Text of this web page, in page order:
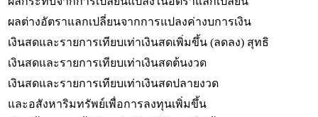
ผลต่างอัตราแลกเปลี่ยนจากการแปลงค่างบการเงิน
เงินสดและรายการเทียบเท่าเงินสดเพิ่มขึ้น (ลดลง) สุทธิ
เงินสดและรายการเทียบเท่าเงินสดต้นงวด
เงินสดและรายการเทียบเท่าเงินสดปลายงวด
และอสังหาริมทรัพย์เพื่อการลงทุนเพิ่มขึ้น